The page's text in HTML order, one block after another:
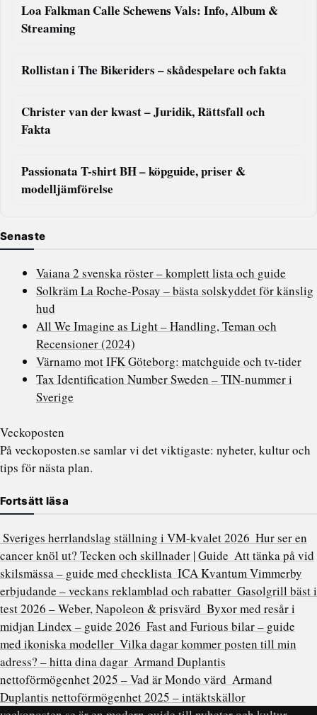
Loa Falkman Calle Schewens Vals: Info, Album &
Streaming
Rollistan i The Bikeriders – skådespelare och fakta
Christer van der kwast – Juridik, Rättsfall och
Fakta
Passionata T-shirt BH – köpguide, priser &
modelljämförelse
Senaste
Vaiana 2 svenska röster – komplett lista och guide
Solkräm La Roche-Posay – bästa solskyddet för känslig
hud
All We Imagine as Light – Handling, Teman och
Recensioner (2024)
Värnamo mot IFK Göteborg: matchguide och tv-tider
Tax Identification Number Sweden – TIN-nummer i
Sverige
Veckoposten
På veckoposten.se samlar vi det viktigaste: nyheter, kultur och
tips för nästa plan.
Fortsätt läsa
Sveriges herrlandslag ställning i VM-kvalet 2026 Hur ser en
cancer knöl ut? Tecken och skillnader | Guide Att tänka på vid
skilsmässa – guide med checklista ICA Kvantum Vimmerby
erbjudande – veckans reklamblad och rabatter Gasolgrill bäst i
test 2026 – Weber, Napoleon & prisvärd Byxor med resår i
midjan Lindex – guide 2026 Fast and Furious bilar – guide
med ikoniska modeller Vilka dagar kommer posten till min
adress? – hitta dina dagar Armand Duplantis
nettoförmögenhet 2025 – Vad är Mondo värd Armand
Duplantis nettoförmögenhet 2025 – intäktskällor